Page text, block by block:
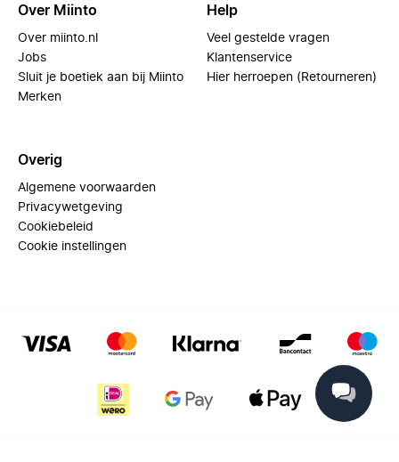
Over Miinto
Over miinto.nl
Jobs
Sluit je boetiek aan bij Miinto
Merken
Help
Veel gestelde vragen
Klantenservice
Hier herroepen (Retourneren)
Overig
Algemene voorwaarden
Privacywetgeving
Cookiebeleid
Cookie instellingen